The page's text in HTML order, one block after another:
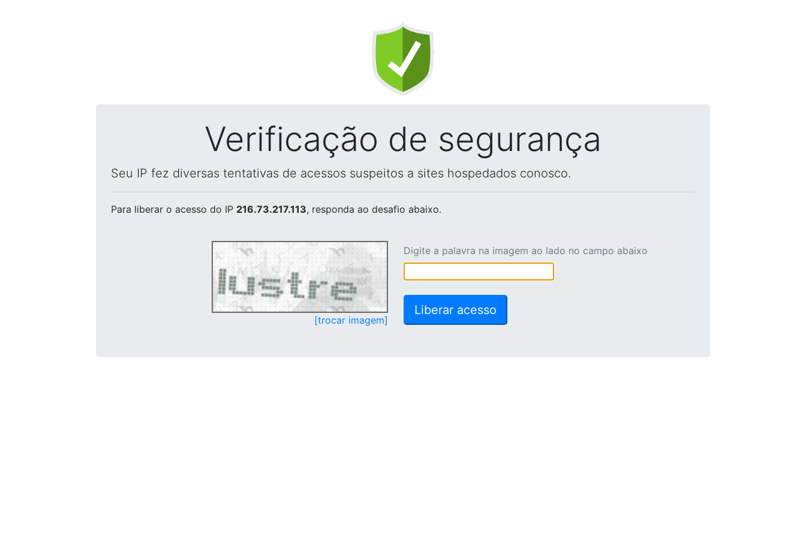
Verificação de segurança
Seu IP fez diversas tentativas de acessos suspeitos a sites hospedados conosco.
Para liberar o acesso do IP 216.73.217.113, responda ao desafio abaixo.
[trocar imagem]
Digite a palavra na imagem ao lado no campo abaixo